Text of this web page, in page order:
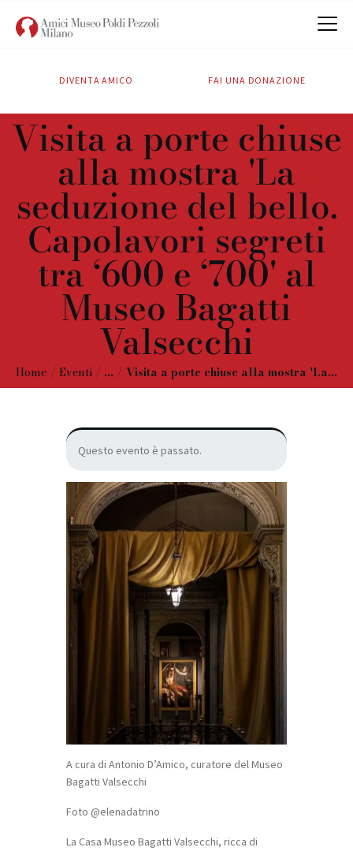
DIVENTA AMICO FAI UNA DONAZIONE
Visita a porte chiuse
alla mostra 'La
seduzione del bello.
Capolavori segreti
tra ‘600 e ‘700' al
Museo Bagatti
Valsecchi
Home Eventi ... Visita a porte chiuse alla mostra 'La...
ATTIVITÀ
SOSTIENICI
CONTATTI
Questo evento è passato.
A cura di Antonio D’Amico, curatore del Museo
Bagatti Valsecchi
Foto @elenadatrino
La Casa Museo Bagatti Valsecchi, ricca di